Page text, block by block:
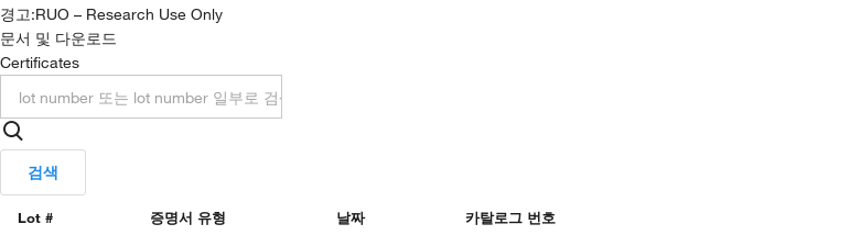
경고:RUO – Research Use Only
문서 및 다운로드
Certificates
검색
Lot # 증명서 유형 날짜 카탈로그 번호